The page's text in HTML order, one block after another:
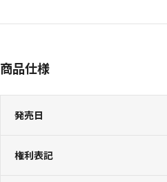
商品仕様
発売日
権利表記